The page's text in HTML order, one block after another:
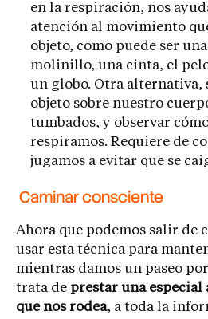
en la respiración, nos
atención al movimiento
objeto, como puede ser
molinillo, una cinta, el
un globo. Otra alternativa,
objeto sobre nuestro
tumbados, y observar
respiramos. Requiere de
jugamos a evitar que se
Caminar consciente
Ahora que podemos salir de
usar esta técnica para
mientras damos un paseo
trata de prestar una especial
que nos rodea, a toda la